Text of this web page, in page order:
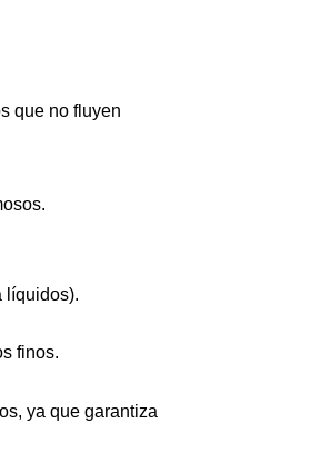
que no fluyen
líquidos).
finos.
ya que garantiza